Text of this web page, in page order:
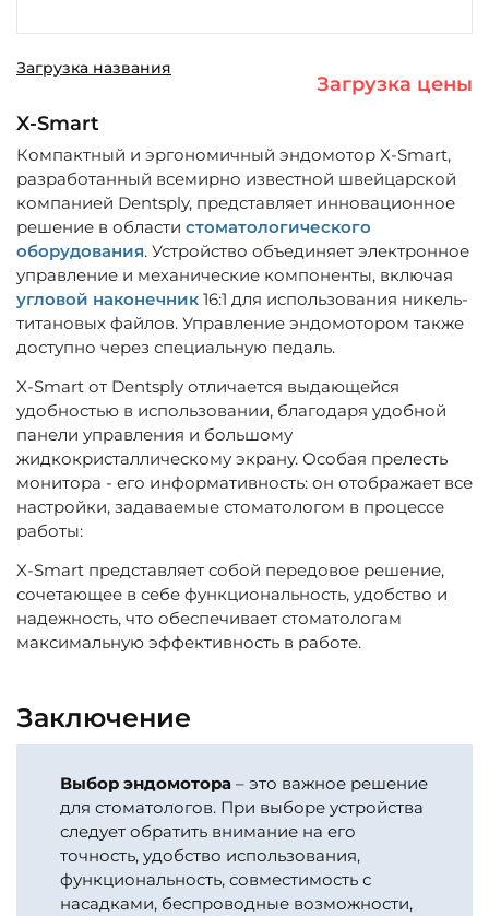
Загрузка названия
Загрузка цены
X-Smart
Компактный и эргономичный эндомотор X-Smart,
разработанный всемирно известной швейцарской
компанией Dentsply, представляет инновационное
решение в области стоматологического
оборудования. Устройство объединяет электронное
управление и механические компоненты, включая
угловой наконечник 16:1 для использования никель-
титановых файлов. Управление эндомотором также
доступно через специальную педаль.
X-Smart от Dentsply отличается выдающейся
удобностью в использовании, благодаря удобной
панели управления и большому
жидкокристаллическому экрану. Особая прелесть
монитора - его информативность: он отображает все
настройки, задаваемые стоматологом в процессе
работы:
X-Smart представляет собой передовое решение,
сочетающее в себе функциональность, удобство и
надежность, что обеспечивает стоматологам
максимальную эффективность в работе.
Заключение
Выбор эндомотора – это важное решение
для стоматологов. При выборе устройства
следует обратить внимание на его
точность, удобство использования,
функциональность, совместимость с
насадками, беспроводные возможности,